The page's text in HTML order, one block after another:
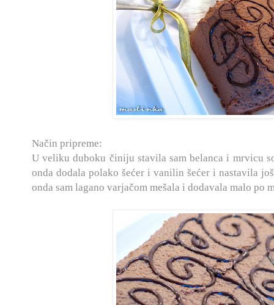
Način pripreme:
U veliku duboku činiju stavila sam belanca i mrvicu
onda dodala polako šećer i vanilin šećer i nastavila
onda sam lagano varjačom mešala i dodavala malo po